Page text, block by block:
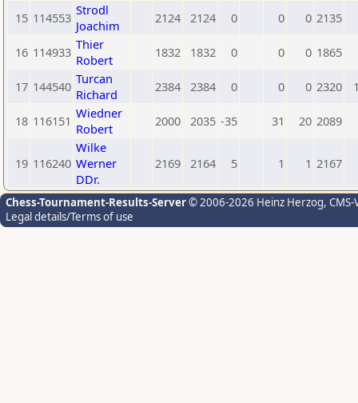
15 114553 Strodl
Joachim
2124 2124 0 0 0 2135
16 114933 Thier
Robert
1832 1832 0 0 0 1865
17 144540 Turcan
Richard
2384 2384 0 0 0 2320
18 116151 Wiedner
Robert
2000 2035 -35 31 20 2089
19 116240
Wilke
Werner
DDr.
2169 2164 5 1 1 2167
Chess-Tournament-Results-Server© 2006-2026 Heinz Herzog,
Legal details/Terms of use